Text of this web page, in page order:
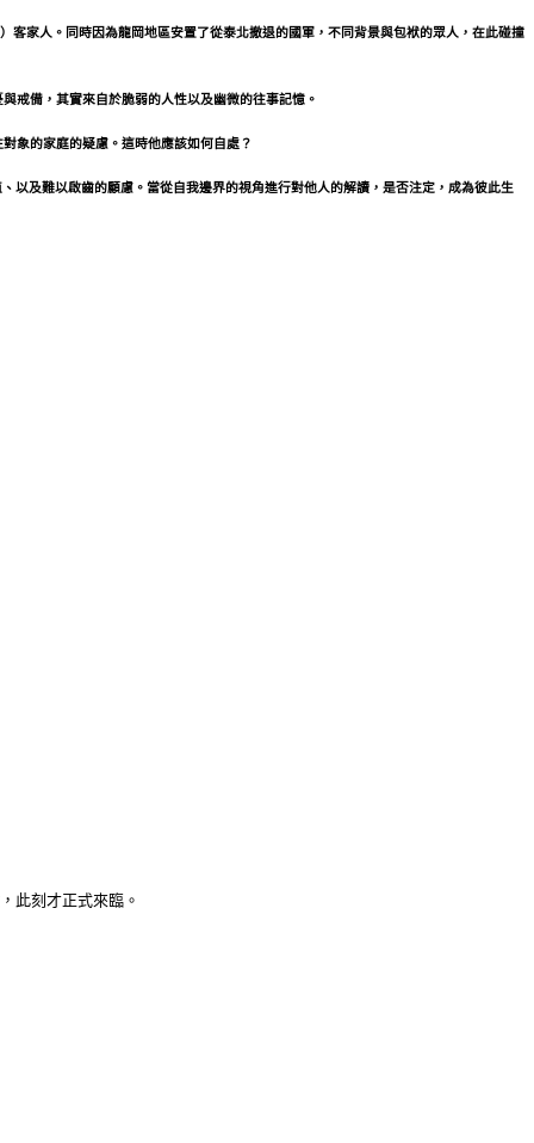
客家人。同時因為龍岡地區安置了從泰北撤退的國軍，不同背景與包袱的眾人，在此碰撞
戒備，其實來自於脆弱的人性以及幽微的往事記憶。
象的家庭的疑慮。這時他應該如何自處？
以及難以啟齒的顧慮。當從自我邊界的視角進行對他人的解讀，是否注定，成為彼此生
此刻才正式來臨。